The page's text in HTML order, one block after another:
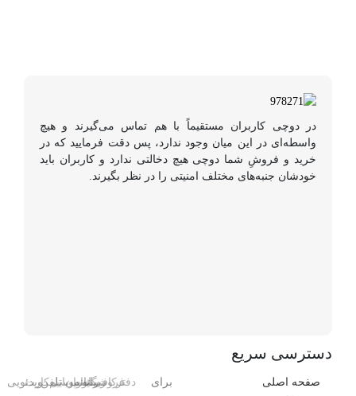
در دوچی کاربران مستقیماً با هم تماس می‌گیرند و هیچ
واسطه‌ای در این میان وجود ندارد، پس دقت فرمایید که در
خرید و فروشِ شما دوچی هیچ دخالتی ندارد و کاربران باید
خودشان جنبه‌های مختلف امنیتی را در نظر بگیرند.
دسترسی سریع
صفحه اصلی
برای
دفترفروشگاه
کافی‌شاپ
رستوران
رایانهموبایل
سیم‌کارت
تلفنویدئویی